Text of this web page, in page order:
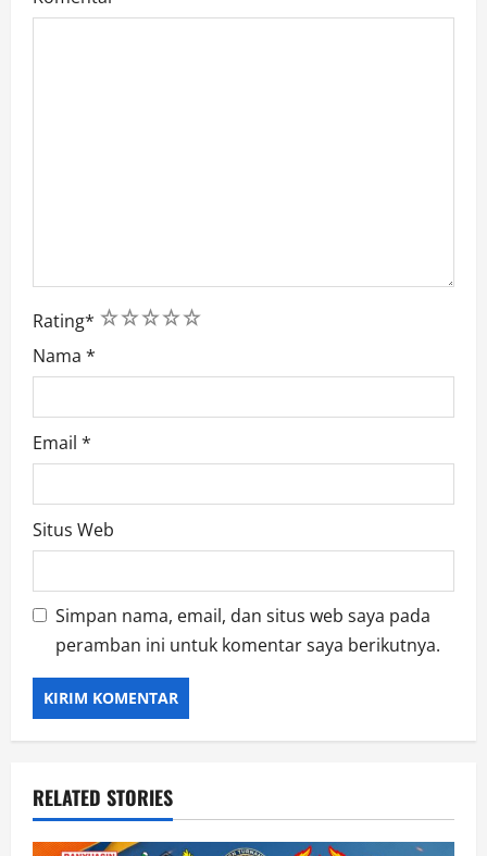
Rating* 5
4
3
2
1
Nama *
Email *
Situs Web
Simpan nama, email, dan situs web saya pada
peramban ini untuk komentar saya berikutnya.
RELATED STORIES